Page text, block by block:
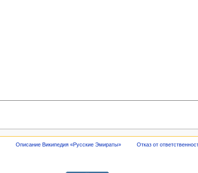
Описание Википедия «Русские Эмираты» Отказ от